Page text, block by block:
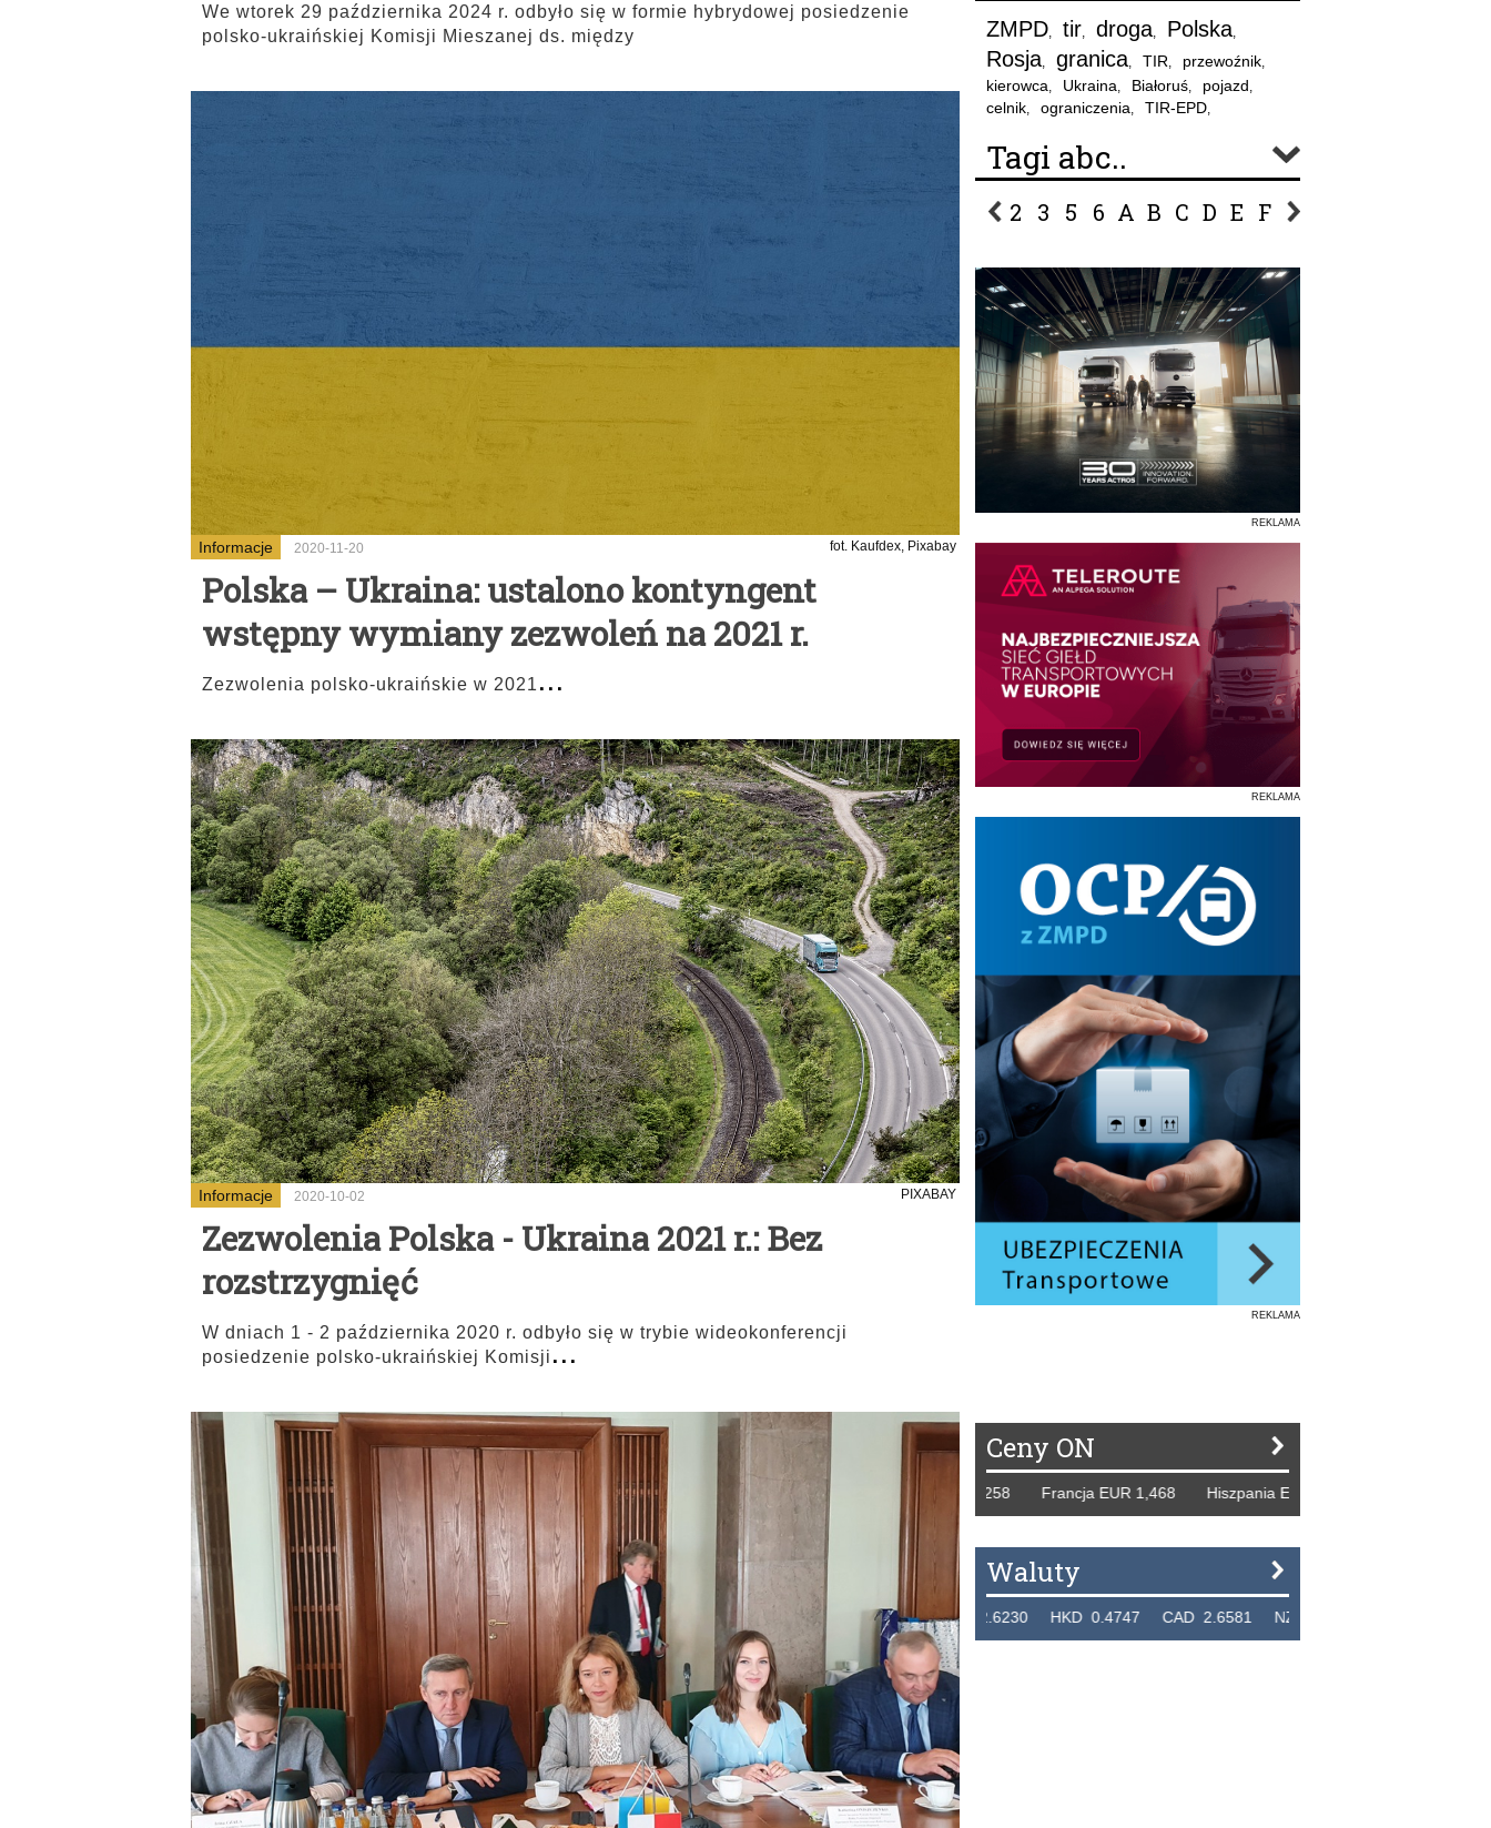
We wtorek 29 października 2024 r. odbyło się w formie hybrydowej posiedzenie
polsko-ukraińskiej Komisji Mieszanej ds. między
Informacje 2020-11-20 fot. Kaufdex, Pixabay
Polska – Ukraina: ustalono kontyngent
wstępny wymiany zezwoleń na 2021 r.
Zezwolenia polsko-ukraińskie w 2021 ...
Informacje 2020-10-02 PIXABAY
Zezwolenia Polska - Ukraina 2021 r.: Bez
rozstrzygnięć
W dniach 1 - 2 października 2020 r. odbyło się w trybie wideokonferencji
posiedzenie polsko-ukraińskiej Komisji...
ZMPD, tir, droga, Polska,
Rosja, granica, TIR, przewoźnik,
kierowca, Ukraina, Białoruś, pojazd,
celnik, ograniczenia, TIR-EPD,
Tagi abc..
2 3 5 6 A B C D E F G
REKLAMA
REKLAMA
REKLAMA
Ceny ON
Tydzień 42/2019 r. Niemcy EUR 1,258 Francja EUR 1,468 Hiszpania EUR 1,229 WB GBP 1,318
Waluty
THB 0.1126 USD 3.7236 AUD 2.6230 HKD 0.4747 CAD 2.6581 NZD 2.1889 SGD 2.9048 EUR